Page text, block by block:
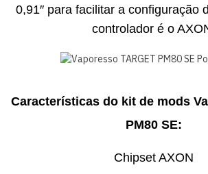
0,91″ para facilitar a configuração
controlador é o
Características do kit de mods
PM80 SE:
Chipset AXON